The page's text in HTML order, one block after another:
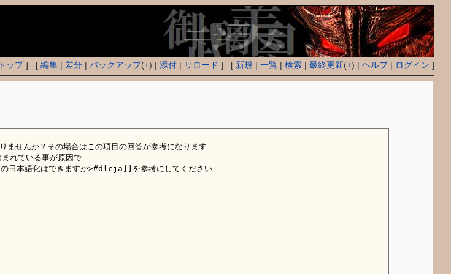
トップ] [編集 | 差分 |バックアップ(+) |添付 | リロード ] [ 新規 |一覧 |検索 |最終更新(+) |ヘルプ| ログイン ]